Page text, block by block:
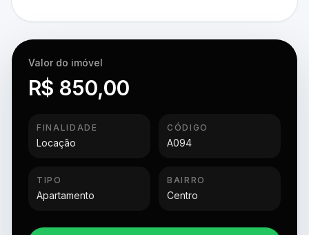
Valor do imóvel
R$ 850,00
FINALIDADE
Locação
CÓDIGO
A094
TIPO
Apartamento
BAIRRO
Centro